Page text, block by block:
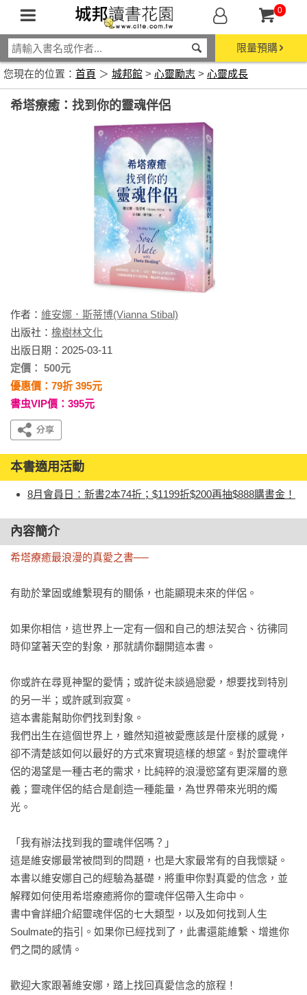
0
限量預購
您現在的位置： 首頁 ＞ 城邦館 > 心靈勵志 > 心靈成長
希塔療癒：找到你的靈魂伴侶
作者： 維安娜．斯蒂博(Vianna Stibal)
出版社： 橡樹林文化
出版日期：2025-03-11
定價： 500元
優惠價：79折 395元
書虫VIP價：395元
本書適用活動
8月會員日：新書2本74折；$1199折$200再抽$888購書金！
內容簡介
希塔療癒最浪漫的真愛之書──
有助於鞏固或維繫現有的關係，也能顯現未來的伴侶。
如果你相信，這世界上一定有一個和自己的想法契合、彷彿同
時仰望著天空的對象，那就請你翻開這本書。
你或許在尋覓神聖的愛情；或許從未談過戀愛，想要找到特別
的另一半；或許感到寂寞。
這本書能幫助你們找到對象。
我們出生在這個世界上，雖然知道被愛應該是什麼樣的感覺，
卻不清楚該如何以最好的方式來實現這樣的想望。對於靈魂伴
侶的渴望是一種古老的需求，比純粹的浪漫慾望有更深層的意
義；靈魂伴侶的結合是創造一種能量，為世界帶來光明的燭
光。
「我有辦法找到我的靈魂伴侶嗎？」
這是維安娜最常被問到的問題，也是大家最常有的自我懷疑。
本書以維安娜自己的經驗為基礎，將重申你對真愛的信念，並
解釋如何使用希塔療癒將你的靈魂伴侶帶入生命中。
書中會詳細介紹靈魂伴侶的七大類型，以及如何找到人生
Soulmate的指引。如果你已經找到了，此書還能維繫、增進你
們之間的感情。
歡迎大家跟著維安娜，踏上找回真愛信念的旅程！